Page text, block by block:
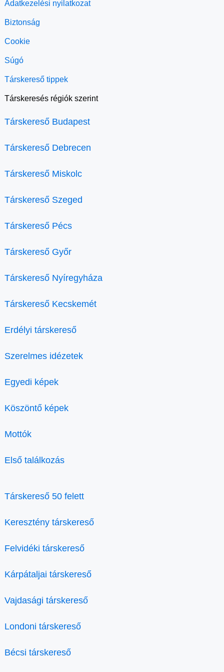
Adatkezelési nyilatkozat
Biztonság
Cookie
Súgó
Társkereső tippek
Társkeresés régiók szerint
Társkereső Budapest
Társkereső Debrecen
Társkereső Miskolc
Társkereső Szeged
Társkereső Pécs
Társkereső Győr
Társkereső Nyíregyháza
Társkereső Kecskemét
Erdélyi társkereső
Szerelmes idézetek
Egyedi képek
Köszöntő képek
Mottók
Első találkozás
Társkereső 50 felett
Keresztény társkereső
Felvidéki társkereső
Kárpátaljai társkereső
Vajdasági társkereső
Londoni társkereső
Bécsi társkereső